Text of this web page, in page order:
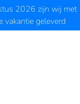
2026 zijn wij met
vakantie geleverd